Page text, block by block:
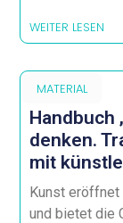
WEITER LESEN
MATERIAL
Handbuch
denken.
mit
Kunst eröffnet
und bietet die